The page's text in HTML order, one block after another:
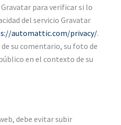
para verificar si lo
del servicio Gravatar
automattic.com/privacy/.
su comentario, su foto de
en el contexto de su
debe evitar subir